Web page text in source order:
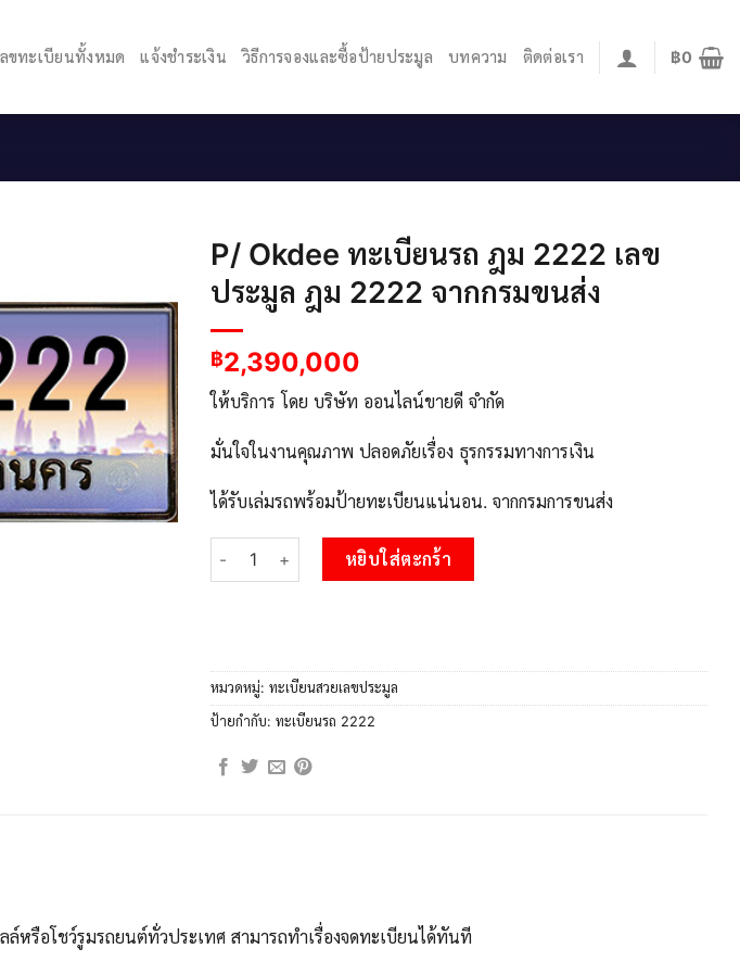
ลขทะเบียนทั้งหมด แจ้งชำระเงิน วิธีการจองและซื้อป้ายประมูล บทความ ติดต่อเรา ฿0
P/ Okdee ทะเบียนรถ ฎม 2222 เลข
ประมูล ฎม 2222 จากกรมขนส่ง
฿2,390,000
ให้บริการ โดย บริษัท ออนไลน์ขายดี จำกัด
มั่นใจในงานคุณภาพ ปลอดภัยเรื่อง ธุรกรรมทางการเงิน
ได้รับเล่มรถพร้อมป้ายทะเบียนแน่นอน. จากกรมการขนส่ง
จำนวน P/ Okdee ทะเบียนรถ ฎม 2222 เลขประมูล ฎม 2222 จากกรมขนส่ง ชิ้
หยิบใส่ตะกร้า
หมวดหมู่: ทะเบียนสวยเลขประมูล
ป้ายกำกับ: ทะเบียนรถ 2222
หรือโชว์รูมรถยนต์ทั่วประเทศ สามารถทำเรื่องจดทะเบียนได้ทันที